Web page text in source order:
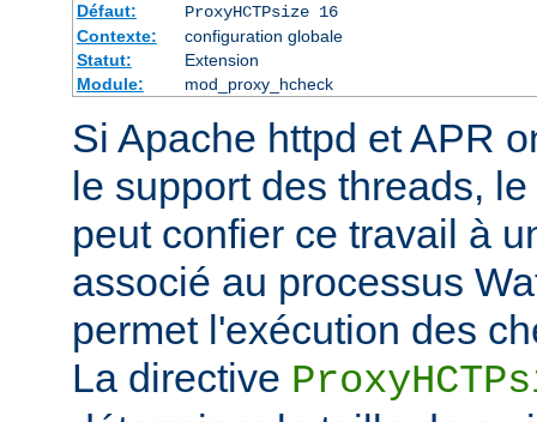
Défaut:
ProxyHCTPsize 16
Contexte:
configuration globale
Statut:
Extension
Module:
mod_proxy_hcheck
Si Apache httpd et APR
le support des threads,
peut confier ce travail à
associé au processus
permet l'exécution des
La directive